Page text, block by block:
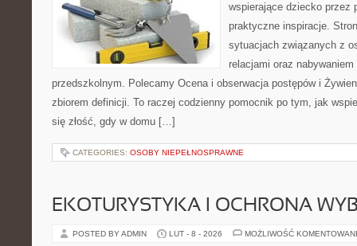
wspierające dziecko przez
praktyczne inspiracje.
sytuacjach związanych z
relacjami oraz
przedszkolnym. Polecamy Ocena i obserwacja postępów i
zbiorem definicji. To raczej codzienny pomocnik po tym, jak
się złość, gdy w domu […]
CATEGORIES: OSOBY NIEPEŁNOSPRAWNE
EKOTURYSTYKA I OCHRONA
POSTED BY ADMIN LUT - 8 - 2026 MOŻLIWOŚĆ